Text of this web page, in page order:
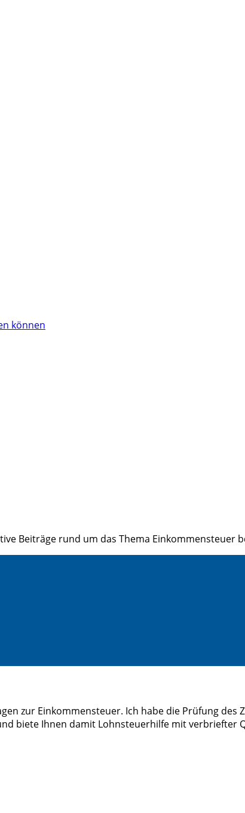
können
Beiträge rund um das Thema Einkommensteuer
zur Einkommensteuer. Ich habe die Prüfung des
biete Ihnen damit Lohnsteuerhilfe mit verbriefter